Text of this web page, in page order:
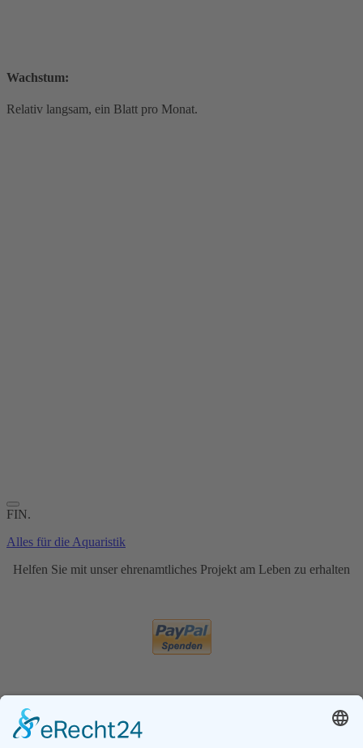
Wachstum:
Relativ langsam, ein Blatt pro Monat.
FIN.
Alles für die Aquaristik
Helfen Sie mit unser ehrenamtliches Projekt am Leben zu erhalten